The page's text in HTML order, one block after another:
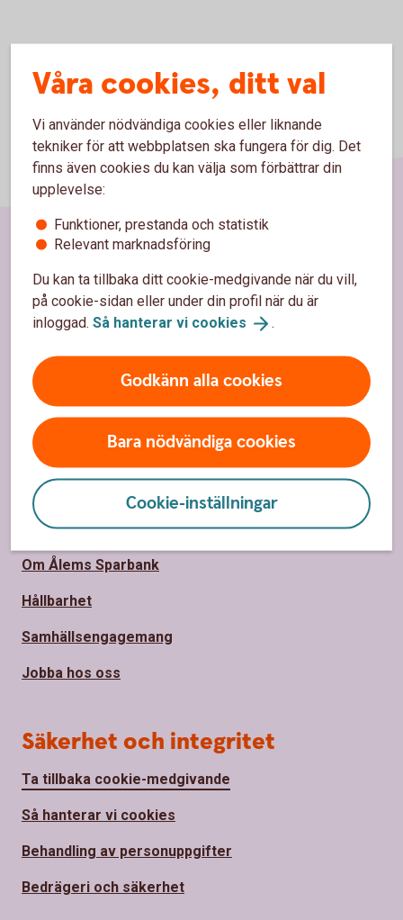
Våra cookies, ditt val
Vi använder nödvändiga cookies eller liknande
tekniker för att webbplatsen ska fungera för dig. Det
finns även cookies du kan välja som förbättrar din
upplevelse:
Funktioner, prestanda och statistik
Relevant marknadsföring
Du kan ta tillbaka ditt cookie-medgivande när du vill,
på cookie-sidan eller under din profil när du är
inloggad. Så hanterar vi cookies .
Godkänn alla cookies
Bara nödvändiga cookies
Cookie-inställningar
Sidfot
Hitta snabbt
Bli kund
Kontor och öppettider
Spärrhjälp
Priser, räntor och kurser
Om oss
Om Ålems Sparbank
Hållbarhet
Samhällsengagemang
Jobba hos oss
Säkerhet och integritet
Ta tillbaka cookie-medgivande
Så hanterar vi cookies
Behandling av personuppgifter
Bedrägeri och säkerhet